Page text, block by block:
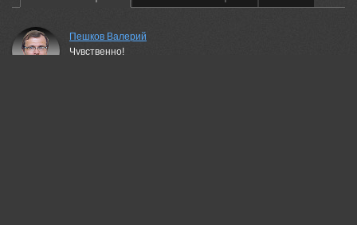
Пешков Валерий
Чувственно!